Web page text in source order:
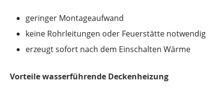
geringer Montageaufwand
keine Rohrleitungen oder Feuerstätte notwendig
erzeugt sofort nach dem Einschalten Wärme
Vorteile wasserführende Deckenheizung